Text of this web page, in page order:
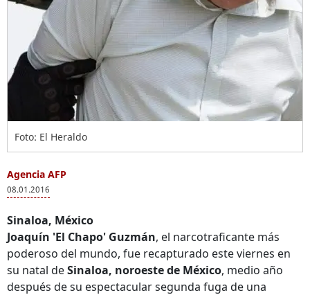
Foto: El Heraldo
Agencia AFP
08.01.2016
Sinaloa, México
Joaquín 'El Chapo' Guzmán, el narcotraficante más
poderoso del mundo, fue recapturado este viernes en
su natal deSinaloa, noroeste de México, medio año
después de su espectacular segunda fuga de una